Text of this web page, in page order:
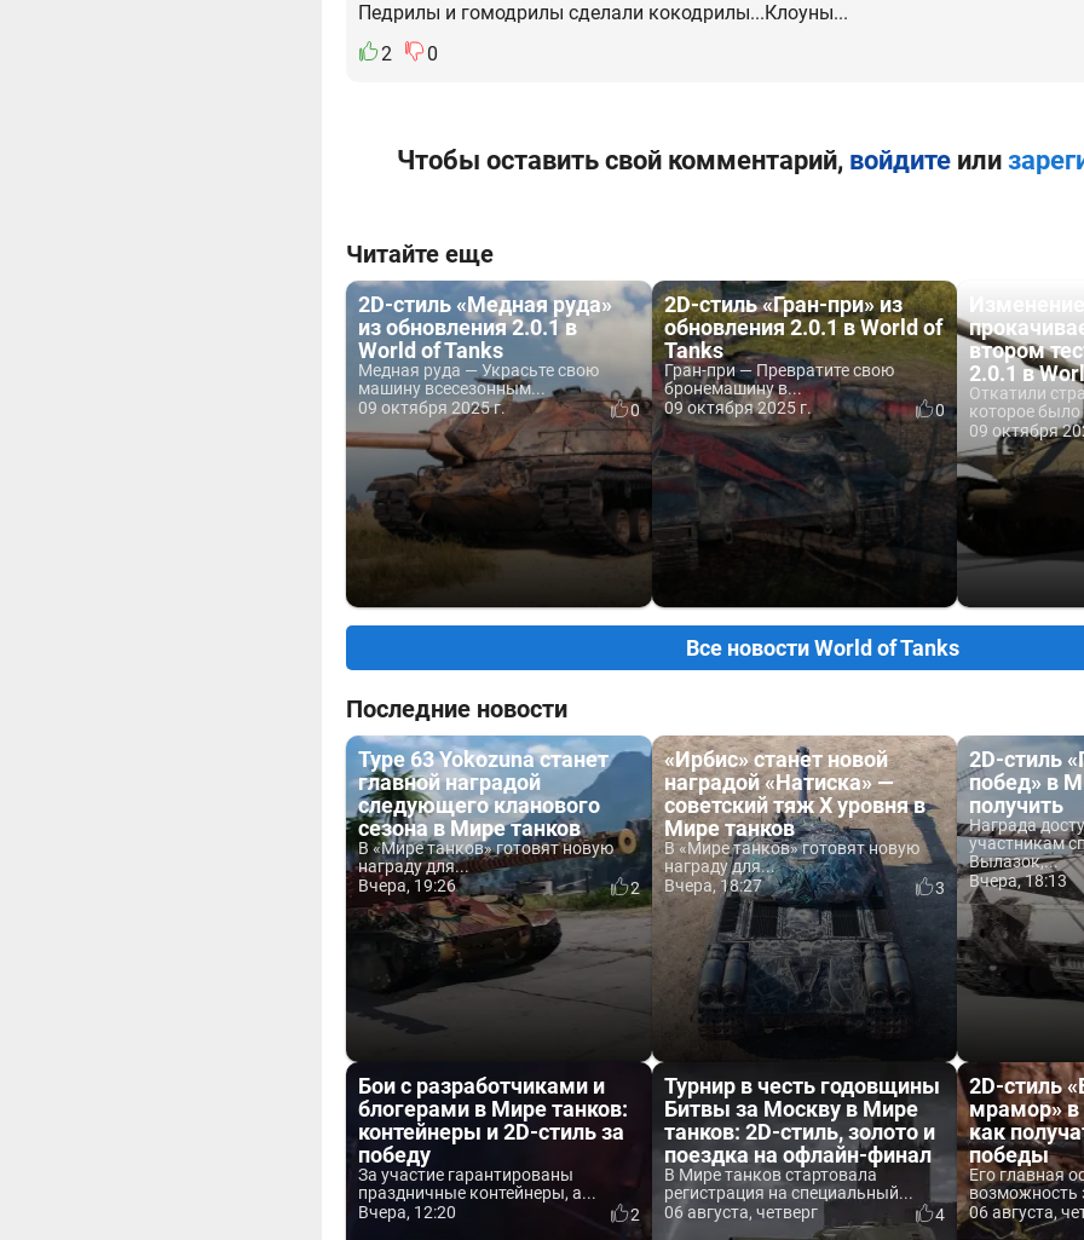
Педрилы и гомодрилы сделали кокодрилы...Клоуны...
2
0
Чтобы оставить свой комментарий, войдитеили
Читайте еще
2D-стиль «Медная руда»
из обновления 2.0.1 в
World of Tanks
Медная руда — Украсьте свою
машину всесезонным...
09 октября 2025 г.
0
2D-стиль «Гран-при» из
обновления 2.0.1 в World of
Tanks
Гран-при — Превратите свою
бронемашину в...
09 октября 2025 г.
0
втором
2.0.1 в
Откатили
которое было
09 октября
Все новости World of Tanks
Последние новости
Type 63 Yokozuna станет
главной наградой
следующего кланового
сезона в Мире танков
В «Мире танков» готовят новую
награду для...
Вчера, 19:26
2
«Ирбис» станет новой
наградой «Натиска» —
советский тяж X уровня в
Мире танков
В «Мире танков» готовят новую
награду для...
Вчера, 18:27
3
2D-стиль
побед» в
получить
Награда
участникам
Вылазок,...
Вчера, 18:13
Бои с разработчиками и
блогерами в Мире танков:
контейнеры и 2D-стиль за
победу
За участие гарантированы
праздничные контейнеры, а...
Вчера, 12:20
2
Турнир в честь годовщины
Битвы за Москву в Мире
танков: 2D-стиль, золото и
поездка на офлайн-финал
В Мире танков стартовала
регистрация на специальный...
06 августа, четверг
4
2D-стиль
мрамор» в
как
победы
Его главная
возможность
06 августа,